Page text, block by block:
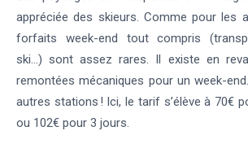
appréciée des skieurs. Comme pour les
forfaits week-end tout compris
ski…) sont assez rares. Il existe en
remontées mécaniques pour un week-
autres stations ! Ici, le tarif s’élève à 70€
ou 102€ pour 3 jours.